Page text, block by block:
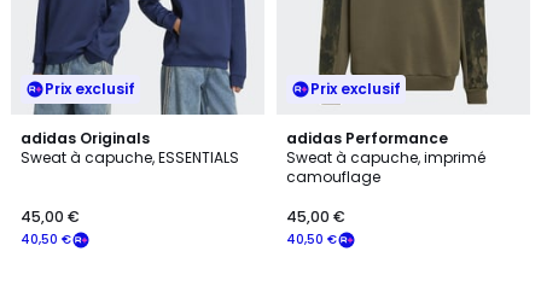
Prix exclusif
adidas Originals
Sweat à capuche, ESSENTIALS
40,50 €
45,00 €
Prix exclusif
adidas Performance
Sweat à capuche, imprimé
camouflage
40,50 €
45,00 €